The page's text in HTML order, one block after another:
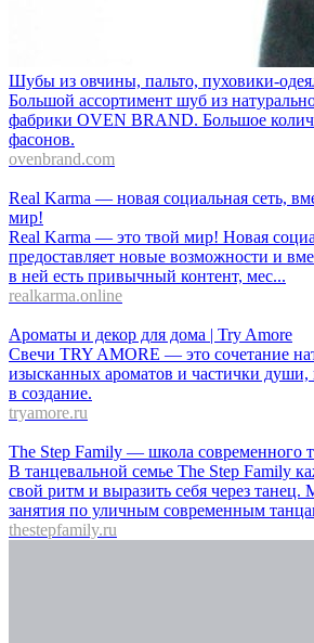
Шубы из овчины, пальто, пуховики-
Большой ассортимент шуб из
фабрики OVEN BRAND. Большое
фасонов.
ovenbrand.com
Real Karma — новая социальная сеть,
мир!
Real Karma — это твой мир! Новая
предоставляет новые возможности и
в ней есть привычный контент, мес...
realkarma.online
Ароматы и декор для дома | Try Amore
Свечи TRY AMORE — это сочетание
изысканных ароматов и частички
в создание.
tryamore.ru
The Step Family — школа современного
В танцевальной семье The Step Family
свой ритм и выразить себя через танец.
занятия по уличным современным
thestepfamily.ru